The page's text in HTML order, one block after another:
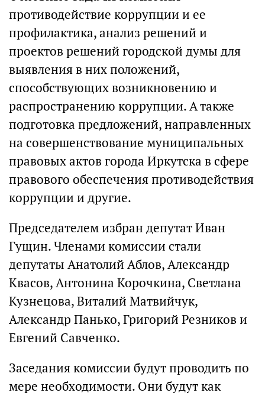
противодействие коррупции и ее
профилактика, анализ решений и
проектов решений городской думы для
выявления в них положений,
способствующих возникновению и
распространению коррупции. А также
подготовка предложений, направленных
на совершенствование муниципальных
правовых актов города Иркутска в сфере
правового обеспечения противодействия
коррупции и другие.
Председателем избран депутат Иван
Гущин. Членами комиссии стали
депутаты Анатолий Аблов, Александр
Квасов, Антонина Корочкина, Светлана
Кузнецова, Виталий Матвийчук,
Александр Панько, Григорий Резников и
Евгений Савченко.
Заседания комиссии будут проводить по
мере необходимости. Они будут как